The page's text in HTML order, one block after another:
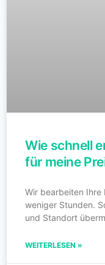
Wie schnell
für meine
Wir bearbeiten Ihre
weniger Stunden.
und Standort
WEITERLESEN »